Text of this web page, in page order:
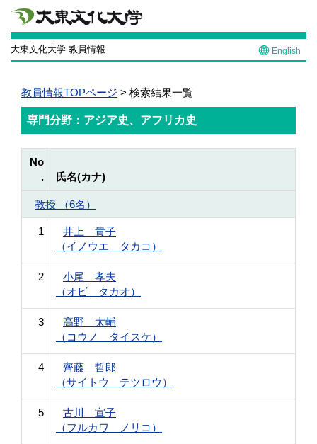
大東文化大学 教員情報 English
教員情報TOPページ > 検索結果一覧
専門分野：アジア史、アフリカ史
No
.
氏名(カナ)
教授 （6名）
1
井上 貴子
（イノウエ タカコ）
2
小尾 孝夫
（オビ タカオ）
3
高野 太輔
（コウノ タイスケ）
4
齊藤 哲郎
（サイトウ テツロウ）
5
古川 宣子
（フルカワ ノリコ）